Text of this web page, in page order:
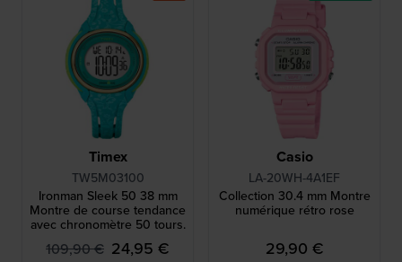
Timex
TW5M03100
Ironman Sleek 50 38 mm
Montre de course tendance
avec chronomètre 50 tours.
109,90 € 24,95 €
Casio
LA-20WH-4A1EF
Collection 30.4 mm Montre
numérique rétro rose
29,90 €